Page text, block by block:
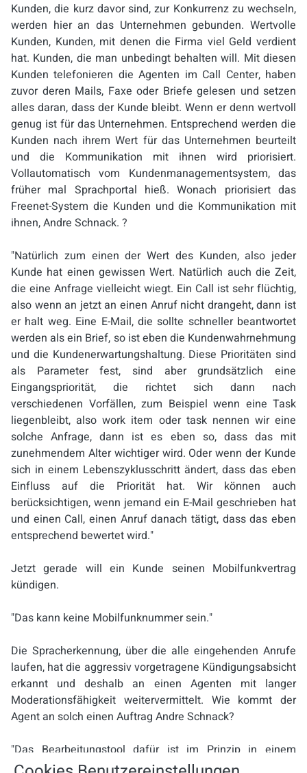
Kunden, die kurz davor sind, zur Konkurrenz zu wechseln,
werden hier an das Unternehmen gebunden. Wertvolle
Kunden, Kunden, mit denen die Firma viel Geld verdient
hat. Kunden, die man unbedingt behalten will. Mit diesen
Kunden telefonieren die Agenten im Call Center, haben
zuvor deren Mails, Faxe oder Briefe gelesen und setzen
alles daran, dass der Kunde bleibt. Wenn er denn wertvoll
genug ist für das Unternehmen. Entsprechend werden die
Kunden nach ihrem Wert für das Unternehmen beurteilt
und die Kommunikation mit ihnen wird priorisiert.
Vollautomatisch vom Kundenmanagementsystem, das
früher mal Sprachportal hieß. Wonach priorisiert das
Freenet-System die Kunden und die Kommunikation mit
ihnen, Andre Schnack. ?
"Natürlich zum einen der Wert des Kunden, also jeder
Kunde hat einen gewissen Wert. Natürlich auch die Zeit,
die eine Anfrage vielleicht wiegt. Ein Call ist sehr flüchtig,
also wenn an jetzt an einen Anruf nicht drangeht, dann ist
er halt weg. Eine E-Mail, die sollte schneller beantwortet
werden als ein Brief, so ist eben die Kundenwahrnehmung
und die Kundenerwartungshaltung. Diese Prioritäten sind
als Parameter fest, sind aber grundsätzlich eine
Eingangspriorität, die richtet sich dann nach
verschiedenen Vorfällen, zum Beispiel wenn eine Task
liegenbleibt, also work item oder task nennen wir eine
solche Anfrage, dann ist es eben so, dass das mit
zunehmendem Alter wichtiger wird. Oder wenn der Kunde
sich in einem Lebenszyklusschritt ändert, dass das eben
Einfluss auf die Priorität hat. Wir können auch
berücksichtigen, wenn jemand ein E-Mail geschrieben hat
und einen Call, einen Anruf danach tätigt, dass das eben
entsprechend bewertet wird."
Jetzt gerade will ein Kunde seinen Mobilfunkvertrag
kündigen.
"Das kann keine Mobilfunknummer sein."
Die Spracherkennung, über die alle eingehenden Anrufe
laufen, hat die aggressiv vorgetragene Kündigungsabsicht
erkannt und deshalb an einen Agenten mit langer
Moderationsfähigkeit weitervermittelt. Wie kommt der
Agent an solch einen Auftrag Andre Schnack?
"Das Bearbeitungstool dafür ist im Prinzip in einem
Webbrowser. Das ruft der Agent sich auf, loggt sich ein